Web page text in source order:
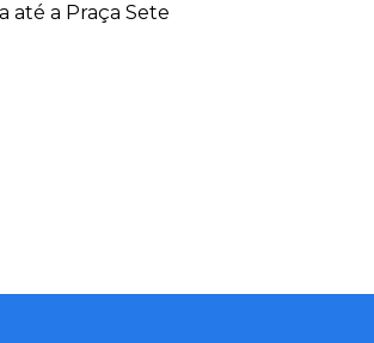
até a Praça Sete